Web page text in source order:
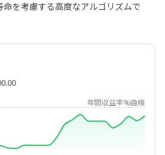
を考慮する高度なアルゴリズムで
年間収益率%曲線